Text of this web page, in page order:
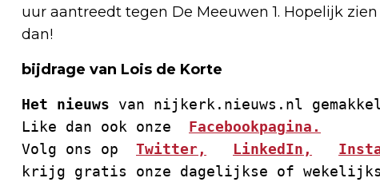
uur aantreedt tegen De Meeuwen 1. Hopelijk
dan!
bijdrage van Lois de Korte
Het nieuws van nijkerk.nieuws.nl
Like dan ook onze Facebookpagina.
Volg ons op Twitter, LinkedIn,
krijg gratis onze dagelijkse of